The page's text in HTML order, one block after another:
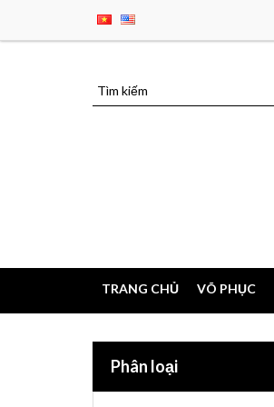
TRANG CHỦ VÕ PHỤC
Phân loại